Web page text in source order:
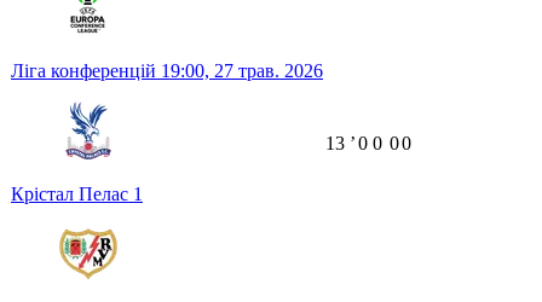
Ліга конференцій 19:00, 27 трав. 2026
Крістал Пелас 1
13 ʼ0 0 00